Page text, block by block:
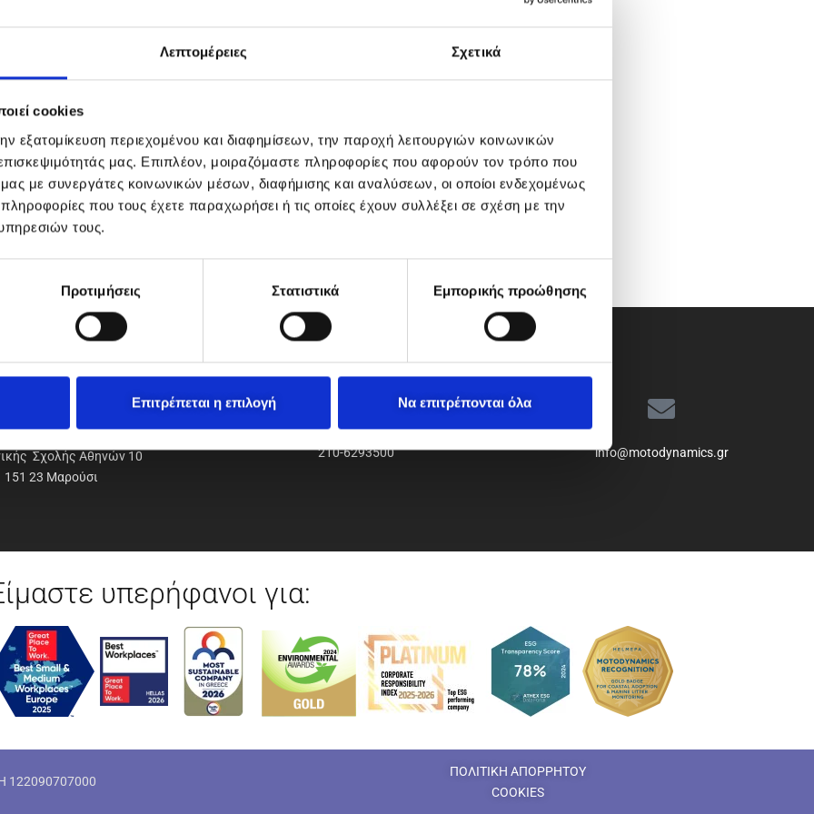
Λεπτομέρειες Σχετικά
cookies
εξατομίκευση περιεχομένου και διαφημίσεων, την παροχή λειτουργιών κοινωνικών
μας. Επιπλέον, μοιραζόμαστε πληροφορίες που αφορούν τον τρόπο που
μας με συνεργάτες κοινωνικών μέσων, διαφήμισης και αναλύσεων, οι οποίοι ενδεχομένως
που τους έχετε παραχωρήσει ή τις οποίες έχουν συλλέξει σε σχέση με την
τους.
Προτιμήσεις Στατιστικά Εμπορικής προώθησης
Επιτρέπεται η επιλογή Να επιτρέπονται όλα
Α.Ε.Ε.
Σχολής Αθηνών 10
151 23 Μαρούσι
210-6293500 info@motodynamics.gr
υπερήφανοι για:
122090707000
ΠΟΛΙΤΙΚΗ ΑΠΟΡΡΗΤΟΥ
COOKIES